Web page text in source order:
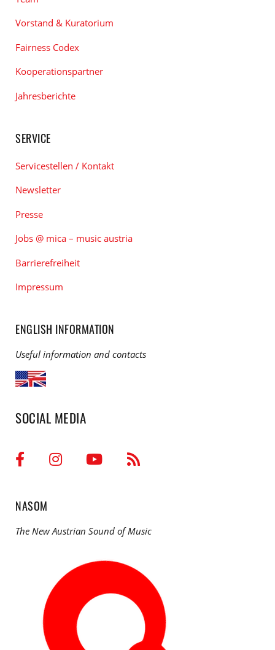
Vorstand & Kuratorium
Fairness Codex
Kooperationspartner
Jahresberichte
SERVICE
Servicestellen / Kontakt
Newsletter
Presse
Jobs @ mica – music austria
Barrierefreiheit
Impressum
ENGLISH INFORMATION
Useful information and contacts
SOCIAL MEDIA
NASOM
The New Austrian Sound of Music